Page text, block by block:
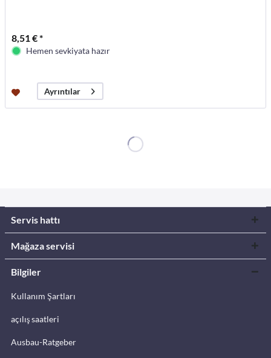
8,51 € *
Hemen sevkiyata hazır
Ayrıntılar
Servis hattı
Mağaza servisi
Bilgiler
Kullanım Şartları
açılış saatleri
Ausbau-Ratgeber